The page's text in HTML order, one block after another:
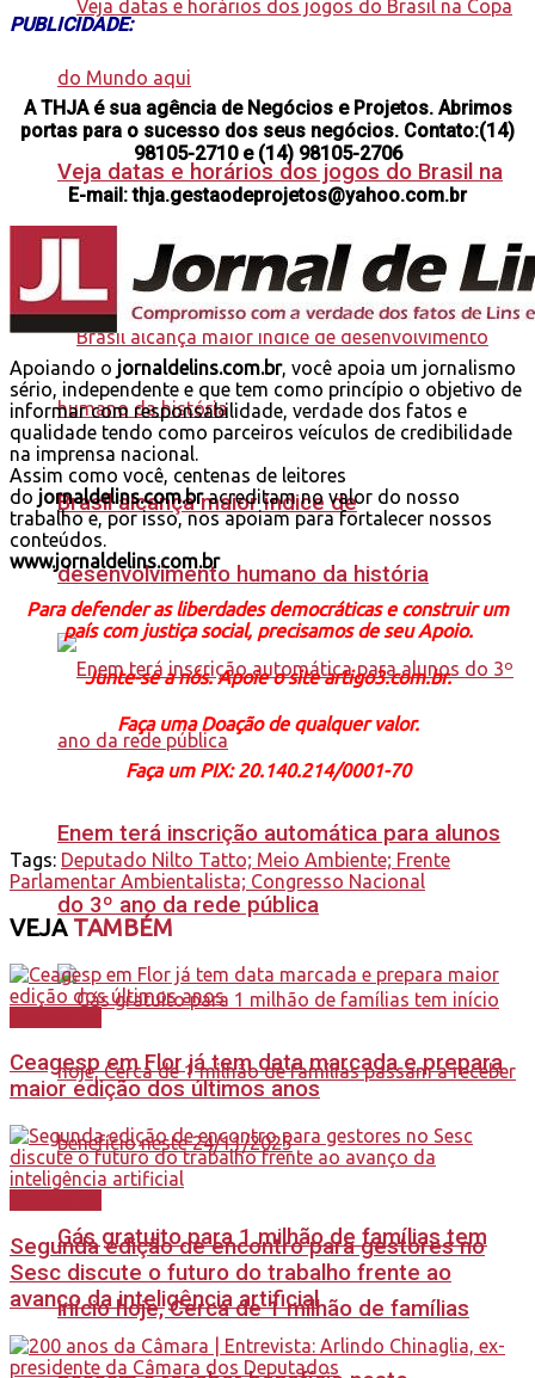
Veja datas e horários dos jogos do Brasil na
Copa do Mundo aqui
Brasil alcança maior índice de
desenvolvimento humano da história
Enem terá inscrição automática para alunos
do 3º ano da rede pública
Gás gratuito para 1 milhão de famílias tem
início hoje, Cerca de 1 milhão de famílias
PUBLICIDADE:
A THJA é sua agência de Negócios e Projetos. Abrimos
portas para o sucesso dos seus negócios. Contato:(14)
98105-2710 e (14) 98105-2706
E-mail: thja.gestaodeprojetos@yahoo.com.br
Apoiando o jornaldelins.com.br, você apoia um jornalismo
sério, independente e que tem como princípio o objetivo de
informar com responsabilidade, verdade dos fatos e
qualidade tendo como parceiros veículos de credibilidade
na imprensa nacional.
Assim como você, centenas de leitores
do jornaldelins.com.bracreditam no valor do nosso
trabalho e, por isso, nos apoiam para fortalecer nossos
conteúdos.
www.jornaldelins.com.br
Para defender as liberdades democráticas e construir um
país com justiça social, precisamos de seu Apoio.
Junte-se a nós. Apoie o site artigo3.com.br.
Faça uma Doação de qualquer valor.
Faça um PIX: 20.140.214/0001-70
Tags: Deputado Nilto Tatto; Meio Ambiente; Frente
Parlamentar Ambientalista; Congresso Nacional
VEJATAMBÉM
Ceagesp em Flor já tem data marcada e prepara
maior edição dos últimos anos
Segunda edição de encontro para gestores no
Sesc discute o futuro do trabalho frente ao
avanço da inteligência artificial